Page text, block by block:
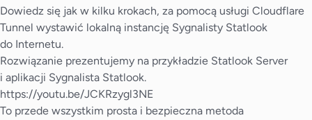
Dowiedz się jak w kilku krokach, za pomocą usługi Cloudflare
Tunnel wystawić lokalną instancję Sygnalisty Statlook
do Internetu.
Rozwiązanie prezentujemy na przykładzie Statlook Server
i aplikacji Sygnalista Statlook.
https://youtu.be/JCKRzygl3NE
To przede wszystkim prosta i bezpieczna metoda